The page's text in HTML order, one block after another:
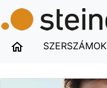
SZERSZÁMOK